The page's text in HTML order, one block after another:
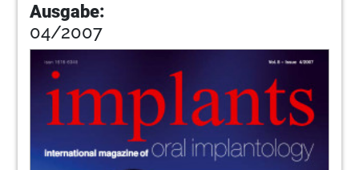
Ausgabe:
04/2007